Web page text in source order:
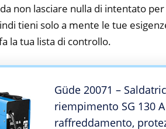
non lasciare nulla di intentato
tieni solo a mente le tue
la tua lista di controllo.
Güde 20071 –
riempimento SG 130
raffreddamento,